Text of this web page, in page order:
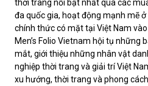
thời trang nổi bật nhất qua các
đa quốc gia, hoạt động mạnh mẽ
chính thức có mặt tại Việt Nam
Men’s Folio Vietnam hội tụ những
mắt, giới thiệu những nhân vật
nghiệp thời trang và giải trí Việt
xu hướng, thời trang và phong